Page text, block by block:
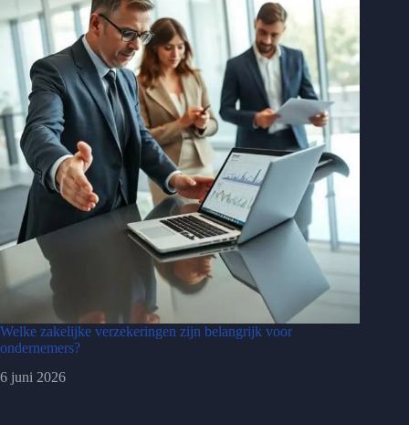
Welke zakelijke verzekeringen zijn belangrijk voor
ondernemers?
6 juni 2026